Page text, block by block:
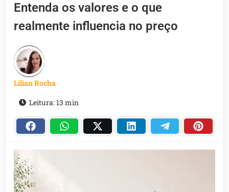
Entenda os valores e o que
realmente influencia no preço
Lilian Rocha
Leitura: 13 min